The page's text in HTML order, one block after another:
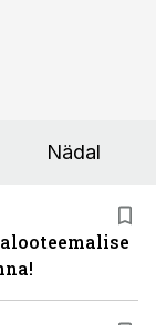
Nädal